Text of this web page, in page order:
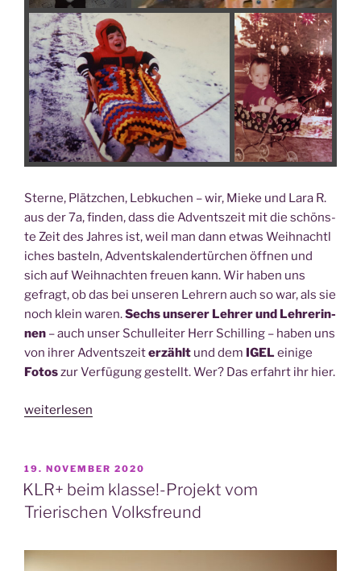
Ster­ne, Plätz­chen, Leb­ku­chen – wir, Mie­ke und Lara R.
aus der 7a, fin­den, dass die Advents­zeit mit die schöns­
te Zeit des Jah­res ist, weil man dann etwas Weih­nacht­l
i­ches bas­teln, Advents­ka­len­der­tür­chen öff­nen und
sich auf Weih­nach­ten freu­en kann. Wir haben uns
gefragt, ob das bei unse­ren Leh­rern auch so war, als sie
noch klein waren.Sechs unse­rer Leh­rer und Leh­re­rin­
nen – auch unser Schul­lei­ter Herr Schil­ling – haben uns
von ihrer Advents­zeiterzählt und dem IGEL eini­ge
Fotoszur Ver­fü­gung gestellt. Wer? Das erfahrt ihr hier.
„Na,
ert
denn
da
ten?
weiterlesen
VERÖFFENTLICHT
AM
19. NOVEMBER 2020
KLR+ beim klasse!-Projekt vom
Trierischen Volksfreund